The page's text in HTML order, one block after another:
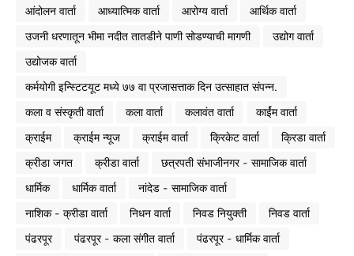
आंदोलन वार्ता
आध्यात्मिक वार्ता आरोग्य वार्ता
आर्थिक वार्ता
उजनी धरणातून भीमा नदीत तातडीने पाणी सोडण्याची मागणी
उद्योग वार्ता
उद्योजक वार्ता
कर्मयोगी इन्स्टिटयूट मध्ये ७७ वा प्रजासत्ताक दिन उत्साहात संपन्न.
कला व संस्कृती वार्ता
कला वार्ता कलावंत वार्ता
कार्ईम वार्ता
क्राईम
क्राईम न्यूज क्राईम वार्ता क्रिकेट वार्ता
क्रिडा वार्ता
क्रीडा जगत
क्रीडा वार्ता
छत्रपती संभाजीनगर - सामाजिक वार्ता
धार्मिक
धार्मिक वार्ता
नांदेड - सामाजिक वार्ता
नाशिक - क्रीडा वार्ता
निधन वार्ता निवड नियुक्ती
निवड वार्ता
पंढरपूर
पंढरपूर - कला संगीत वार्ता
पंढरपूर - धार्मिक वार्ता